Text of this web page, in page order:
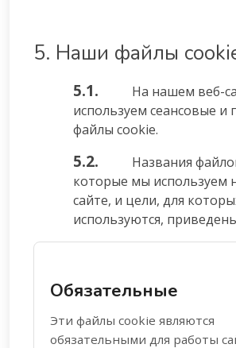
5. Наши файлы
5.1.
На нашем веб-
используем сеансовые и
файлы cookie.
5.2.
Названия
которые мы используем
сайте, и цели, для
используются,
Обязательные
Эти файлы cookie являются
обязательными для работы